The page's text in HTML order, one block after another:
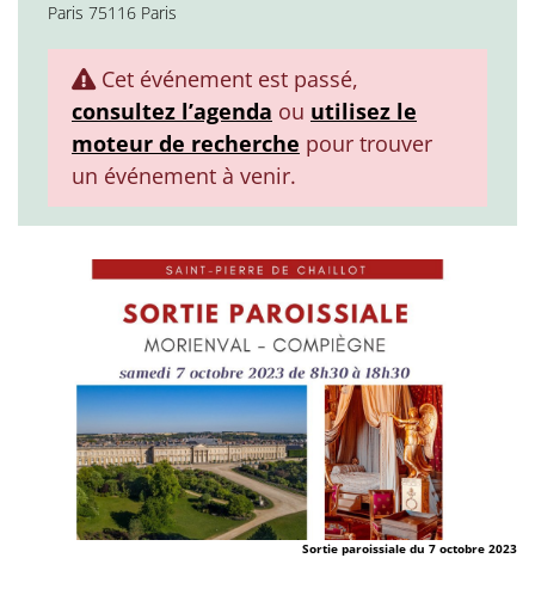
Paris 75116 Paris
Cet événement est passé,
consultez l’agenda ou utilisez le
moteur de recherche pour trouver
un événement à venir.
Sortie paroissiale du 7 octobre 2023